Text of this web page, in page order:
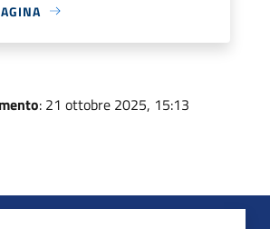
: 21 ottobre 2025, 15:13